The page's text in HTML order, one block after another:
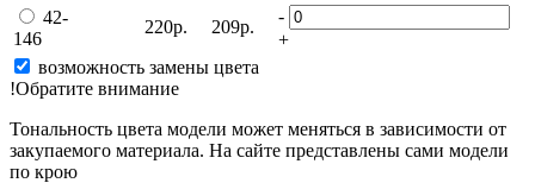
42-
146
220р. 209р.
-
+
возможность замены цвета
!Обратите внимание
Тональность цвета модели может меняться в зависимости от
закупаемого материала. На сайте представлены сами модели
по крою